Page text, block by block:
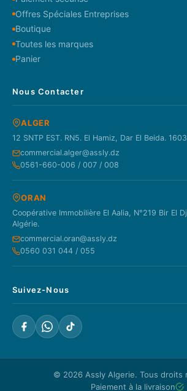
Offres Spéciales Entreprises
Boutique
Toutes les marques
Panier
Nous Contacter
ALGER
12 SNTP EST. RN5. El Hamiz, Dar El Beida.
commercial.alger@assly.dz
0561-660-006 / 007 / 008
ORAN
Coopérative Immobilière El Aalia, N°219 Bir El
Algérie.
commercial.oran@assly.dz
0560 031 044 / 055
Suivez-Nous
© 2026 Assly Algerie. Tous droits
Paiement à la livraison